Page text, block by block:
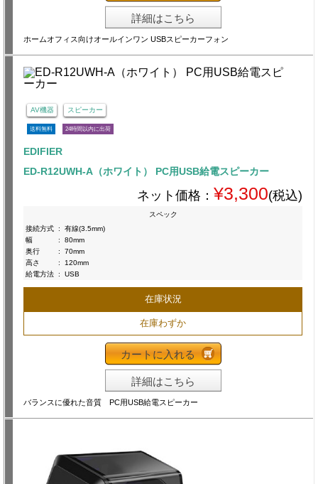
詳細はこちら
ホームオフィス向けオールインワン USBスピーカーフォン
AV機器 スピーカー
送料無料 24時間以内に出荷
EDIFIER
ED-R12UWH-A（ホワイト） PC用USB給電スピーカー
ネット価格： ¥3,300(税込)
スペック
接続方式 :
有線(3.5mm)
幅
:
80mm
奥行
:
70mm
高さ
:
120mm
給電方法 : USB
在庫状況
在庫わずか
カートに入れる
詳細はこちら
バランスに優れた音質 PC用USB給電スピーカー